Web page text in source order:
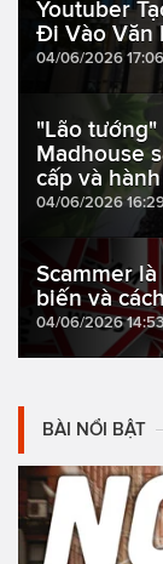
Youtuber
Đi Vào Văn
04/06/2026 17:06
"Lão
Madhouse
cấp và
04/06/2026
Scammer
biến và
04/06/2026 14:53
BÀI NỔI BẬT